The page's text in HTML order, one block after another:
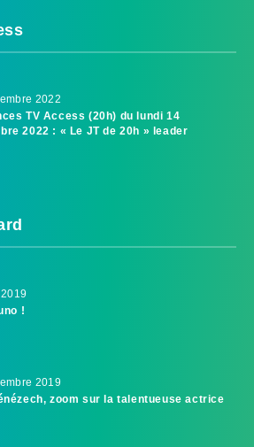
2022
TV Access (20h) du lundi 14
2022 : « Le JT de 20h » leader
!
2019
zoom sur la talentueuse actrice